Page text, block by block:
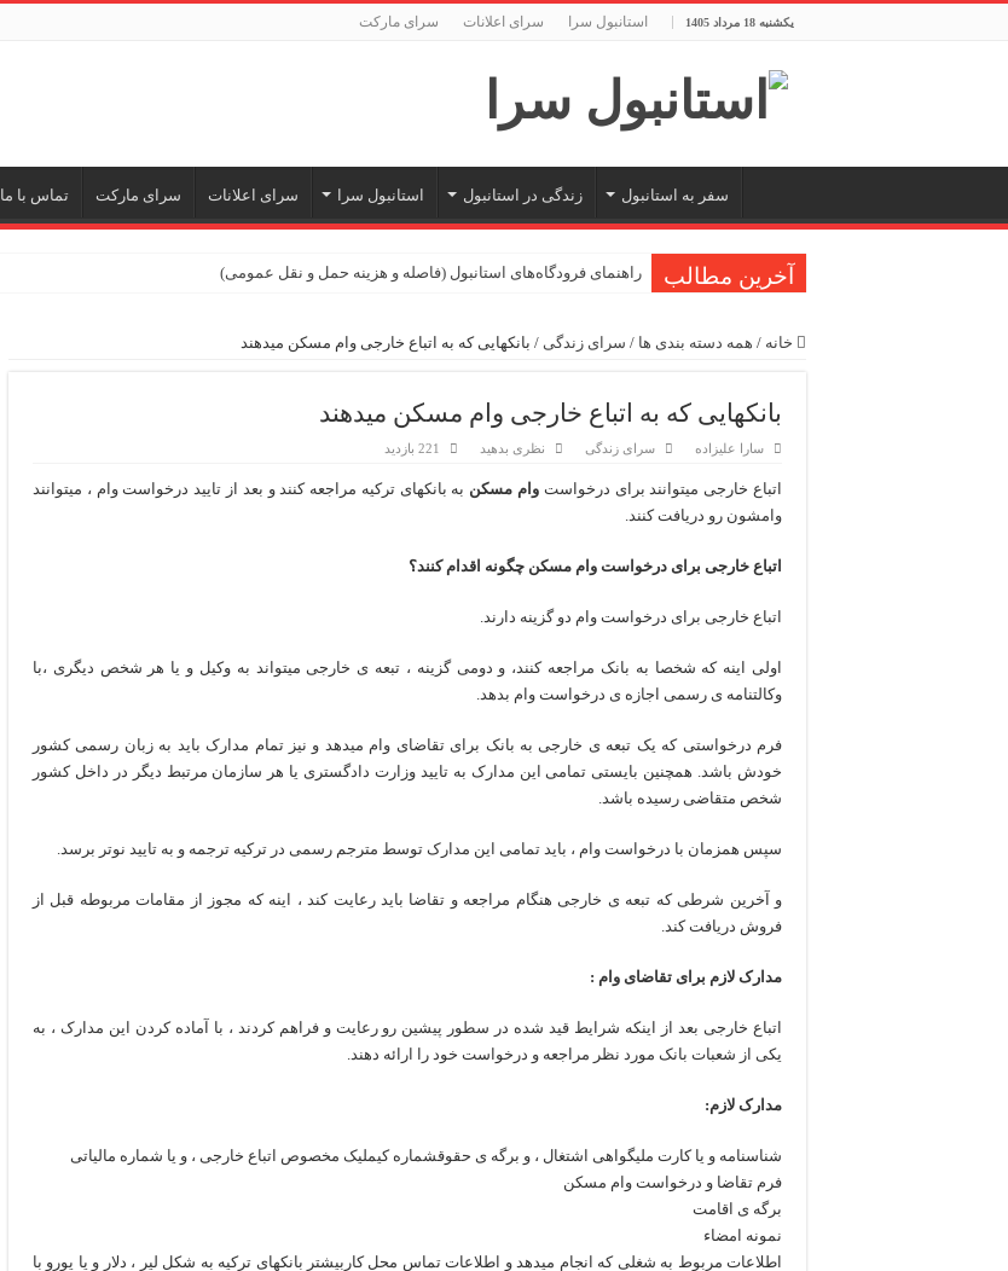
یکشنبه 18 مرداد 1405 استانبول سرا سرای اعلانات سرای مارکت
سفر به استانبول زندگی در استانبول استانبول سرا سرای اعلانات سرای مارکت تماس با ما
آخرین مطالب راهنمای فرودگاه‌های استانبول (فاصله و هزینه حمل و نقل عمومی)
اپلیکیشن KarDes؛ راهنمای رایگان کشف تاریخ و فرهنگ پنهان ترکیه
12 اشتباه رایج در دریافت شهروندی ترکیه از طریق خرید ملک
ویژگی‌های منفی شخصیت در زبان ترکی استانبولی
موزه افسانه‌های کارتال استانبول؛ سفری به دنیای قصه‌ها در بخش آسیایی استانبول
موزه ساعت کاخ توپکاپی استانبول
خانه / همه دسته بندی ها / سرای زندگی / بانکهایی که به اتباع خارجی وام مسکن میدهند
بانکهایی که به اتباع خارجی وام مسکن میدهند
سارا علیزاده سرای زندگی نظری بدهید 221 بازدید
اتباع خارجی میتوانند برای درخواست وام مسکن به بانکهای ترکیه مراجعه کنند و بعد از تایید درخواست وام ، میتوانند
وامشون رو دریافت کنند.
اتباع خارجی برای درخواست وام مسکن چگونه اقدام کنند؟
اتباع خارجی برای درخواست وام دو گزینه دارند.
اولی اینه که شخصا به بانک مراجعه کنند، و دومی گزینه ، تبعه ی خارجی میتواند به وکیل و یا هر شخص دیگری ،با
وکالتنامه ی رسمی اجازه ی درخواست وام بدهد.
فرم درخواستی که یک تبعه ی خارجی به بانک برای تقاضای وام میدهد و نیز تمام مدارک باید به زبان رسمی کشور
خودش باشد. همچنین بایستی تمامی این مدارک به تایید وزارت دادگستری یا هر سازمان مرتبط دیگر در داخل کشور
شخص متقاضی رسیده باشد.
سپس همزمان با درخواست وام ، باید تمامی این مدارک توسط مترجم رسمی در ترکیه ترجمه و به تایید نوتر برسد.
و آخرین شرطی که تبعه ی خارجی هنگام مراجعه و تقاضا باید رعایت کند ، اینه که مجوز از مقامات مربوطه قبل از
فروش دریافت کند.
مدارک لازم برای تقاضای وام :
اتباع خارجی بعد از اینکه شرایط قید شده در سطور پیشین رو رعایت و فراهم کردند ، با آماده کردن این مدارک ، به
یکی از شعبات بانک مورد نظر مراجعه و درخواست خود را ارائه دهند.
مدارک لازم:
شناسنامه و یا کارت ملیگواهی اشتغال ، و برگه ی حقوقشماره کیملیک مخصوص اتباع خارجی ، و یا شماره مالیاتی
فرم تقاضا و درخواست وام مسکن
برگه ی اقامت
نمونه امضاء
اطلاعات مربوط به شغلی که انجام میدهد و اطلاعات تماس محل کاربیشتر بانکهای ترکیه به شکل لیر ، دلار و یا یورو با